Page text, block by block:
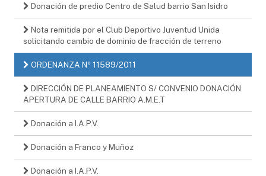
Donación de predio Centro de Salud barrio San Isidro
Nota remitida por el Club Deportivo Juventud Unida
solicitando cambio de dominio de fracción de terreno
ORDENANZA Nº 11589/2011
DIRECCIÓN DE PLANEAMIENTO S/ CONVENIO DONACIÓN
APERTURA DE CALLE BARRIO A.M.E.T
Donación a I.A.P.V.
Donación a Franco y Muñoz
Donación a I.A.P.V.